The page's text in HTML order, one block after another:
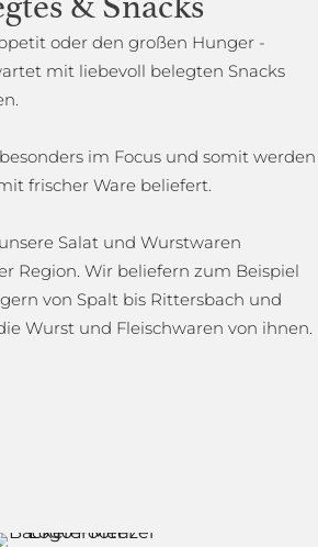
oder den großen Hunger -
mit liebevoll belegten Snacks
im Focus und somit werden
frischer Ware beliefert.
Salat und Wurstwaren
Region. Wir beliefern zum Beispiel
von Spalt bis Rittersbach und
Wurst und Fleischwaren von ihnen.